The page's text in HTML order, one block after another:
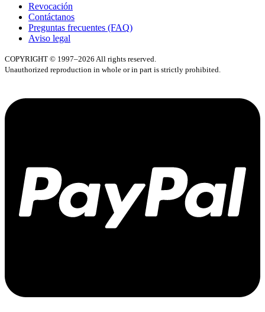
Revocación
Contáctanos
Preguntas frecuentes (FAQ)
Aviso legal
COPYRIGHT © 1997–2026 All rights reserved.
Unauthorized reproduction in whole or in part is strictly prohibited.